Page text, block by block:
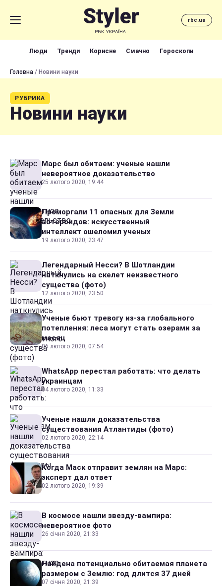
rbc.ua
Люди Тренди Корисне Смачно Гороскопи
Головна / Новини науки
РУБРИКА
Новини науки
Марс был обитаем: ученые нашли
невероятное доказательство
25 лютого 2020, 19:44
Проморгали 11 опасных для Земли
астероидов: искусственный
интеллект ошеломил ученых
19 лютого 2020, 23:47
Легендарный Несси? В Шотландии
наткнулись на скелет неизвестного
существа (фото)
12 лютого 2020, 23:50
Ученые бьют тревогу из-за глобального
потепления: леса могут стать озерами за
месяц
06 лютого 2020, 07:54
WhatsApp перестал работать: что делать
украинцам
04 лютого 2020, 11:33
Ученые нашли доказательства
существования Атлантиды (фото)
02 лютого 2020, 22:14
Когда Маск отправит землян на Марс:
эксперт дал ответ
02 лютого 2020, 19:39
В космосе нашли звезду-вампира:
невероятное фото
26 січня 2020, 21:33
Найдена потенциально обитаемая планета
размером с Землю: год длится 37 дней
07 січня 2020, 21:39